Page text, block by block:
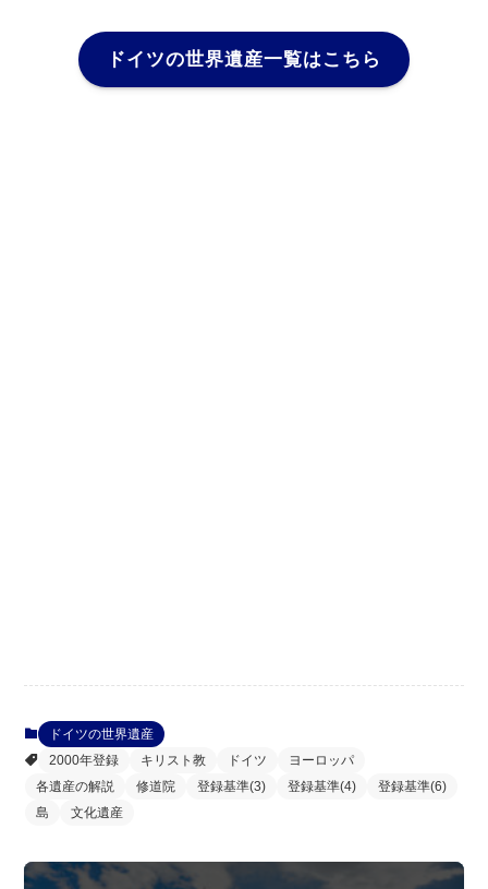
ドイツの世界遺産一覧はこちら
ドイツの世界遺産
2000年登録
キリスト教 ドイツ
ヨーロッパ
各遺産の解説
修道院 登録基準(3) 登録基準(4)
登録基準(6)
島
文化遺産